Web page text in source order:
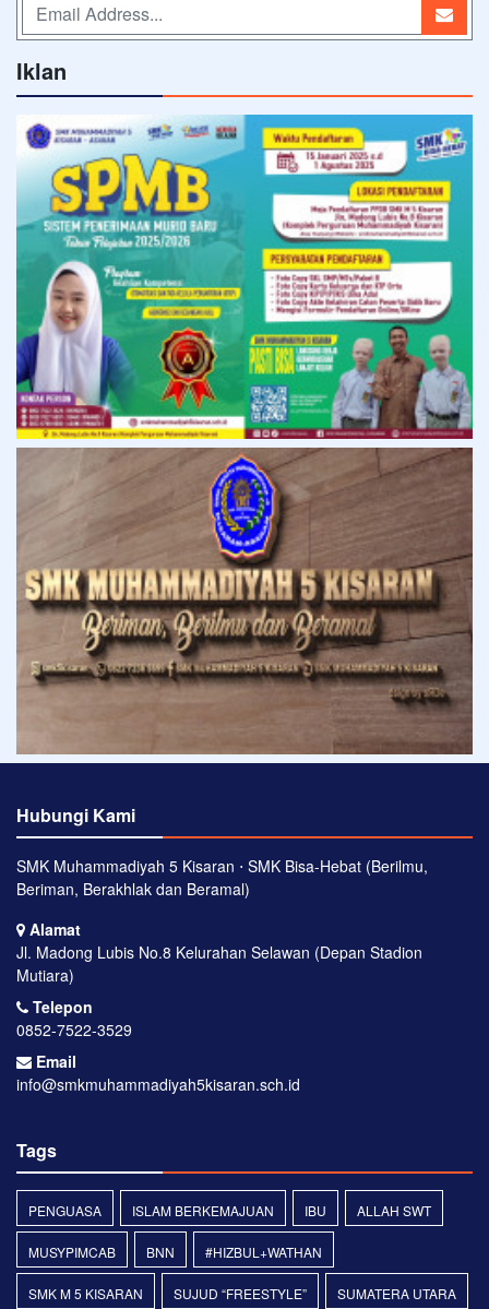
Iklan
Hubungi Kami
SMK Muhammadiyah 5 Kisaran ⋅ SMK Bisa-Hebat (Berilmu,
Beriman, Berakhlak dan Beramal)
Alamat
Jl. Madong Lubis No.8 Kelurahan Selawan (Depan Stadion
Mutiara)
Telepon
0852-7522-3529
Email
info@smkmuhammadiyah5kisaran.sch.id
Tags
PENGUASA ISLAM BERKEMAJUAN IBU ALLAH SWT
MUSYPIMCAB BNN #HIZBUL+WATHAN
SMK M 5 KISARAN SUJUD “FREESTYLE” SUMATERA UTARA